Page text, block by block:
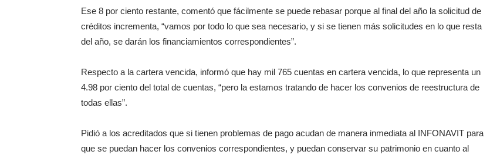
Ese 8 por ciento restante, comentó que fácilmente se puede rebasar porque al final del año la solicitud de
créditos incrementa, “vamos por todo lo que sea necesario, y si se tienen más solicitudes en lo que resta
del año, se darán los financiamientos correspondientes”.
Respecto a la cartera vencida, informó que hay mil 765 cuentas en cartera vencida, lo que representa un
4.98 por ciento del total de cuentas, “pero la estamos tratando de hacer los convenios de reestructura de
todas ellas”.
Pidió a los acreditados que si tienen problemas de pago acudan de manera inmediata al INFONAVIT para
que se puedan hacer los convenios correspondientes, y puedan conservar su patrimonio en cuanto al